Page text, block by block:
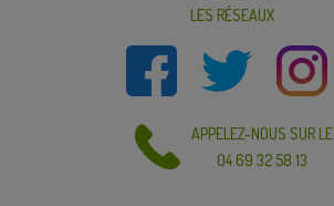
LES RÉSEAUX
APPELEZ-NOUS SUR LE
04 69 32 58 13